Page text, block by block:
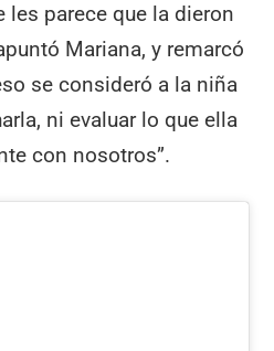
les parece que la dieron
Mariana, y remarcó
se consideró a la niña
ni evaluar lo que ella
con nosotros”.